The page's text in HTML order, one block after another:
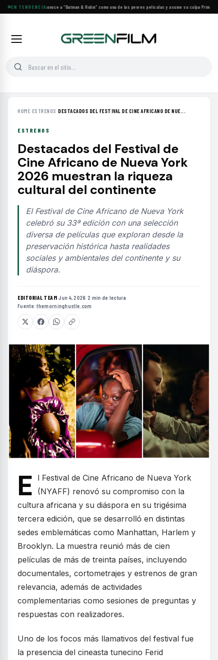
EN TENDENCIA
George Clooney reconoce a “Batman & Robin” como una de las peores películas y asume su culpa·Prime
HOME›ESTRENOS ›DESTACADOS DEL FESTIVAL DE CINE AFRICANO DE NUE...
ESTRENOS
Destacados del Festival de
Cine Africano de Nueva York
2026 muestran la riqueza
cultural del continente
El Festival de Cine Africano de Nueva York
celebró su 33ª edición con una selección
diversa de películas que exploran desde la
preservación histórica hasta realidades
sociales y ambientales del continente y su
diáspora.
EDITORIAL TEAM·Jun 4, 2026 ·2 min de lectura ·
Fuente:themorninghustle.com
E
l Festival de Cine Africano de Nueva York
(NYAFF) renovó su compromiso con la
cultura africana y su diáspora en su trigésima
tercera edición, que se desarrolló en distintas
sedes emblemáticas como Manhattan, Harlem y
Brooklyn. La muestra reunió más de cien
películas de más de treinta países, incluyendo
documentales, cortometrajes y estrenos de gran
relevancia, además de actividades
complementarias como sesiones de preguntas y
respuestas con realizadores.
Uno de los focos más llamativos del festival fue
la presencia del cineasta tunecino Ferid